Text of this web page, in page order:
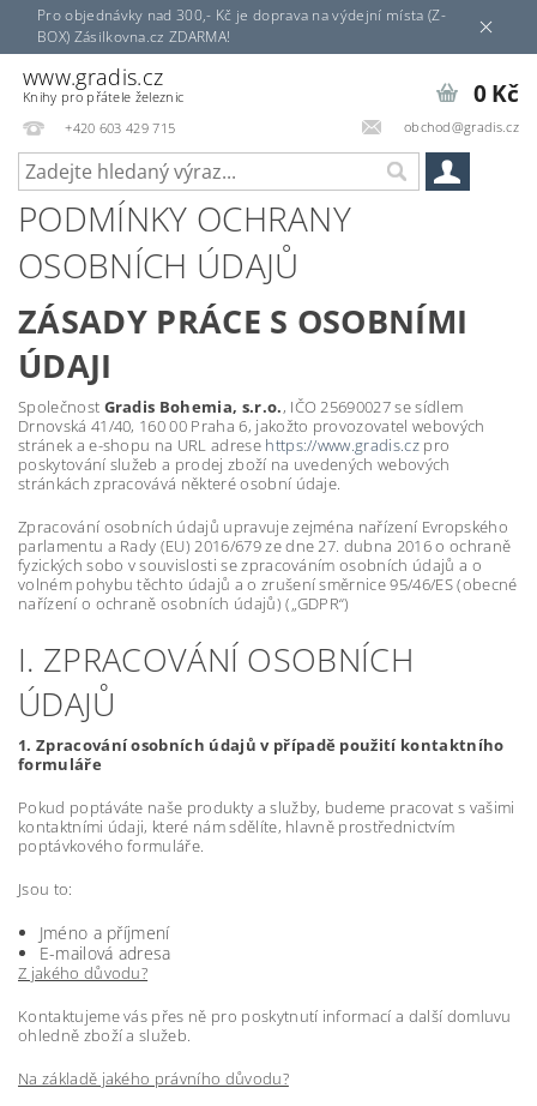
Pro objednávky nad 300,- Kč je doprava na výdejní místa (Z-
BOX) Zásilkovna.cz ZDARMA!
www.gradis.cz
Knihy pro přátele železnic
+420 603 429 715
obchod@gradis.cz
0 Kč
PODMÍNKY OCHRANY
OSOBNÍCH ÚDAJŮ
ZÁSADY PRÁCE S OSOBNÍMI
ÚDAJI
Společnost Gradis Bohemia, s.r.o., IČO 25690027 se sídlem
Drnovská 41/40, 160 00 Praha 6, jakožto provozovatel webových
stránek a e-shopu na URL adrese https://www.gradis.czpro
poskytování služeb a prodej zboží na uvedených webových
stránkách zpracovává některé osobní údaje.
Zpracování osobních údajů upravuje zejména nařízení Evropského
parlamentu a Rady (EU) 2016/679 ze dne 27. dubna 2016 o ochraně
fyzických sobo v souvislosti se zpracováním osobních údajů a o
volném pohybu těchto údajů a o zrušení směrnice 95/46/ES (obecné
nařízení o ochraně osobních údajů) („GDPR“)
I. ZPRACOVÁNÍ OSOBNÍCH
ÚDAJŮ
1. Zpracování osobních údajů v případě použití kontaktního
formuláře
Pokud poptáváte naše produkty a služby, budeme pracovat s vašimi
kontaktními údaji, které nám sdělíte, hlavně prostřednictvím
poptávkového formuláře.
Jsou to:
Jméno a příjmení
E-mailová adresa
Z jakého důvodu?
Kontaktujeme vás přes ně pro poskytnutí informací a další domluvu
ohledně zboží a služeb.
Na základě jakého právního důvodu?